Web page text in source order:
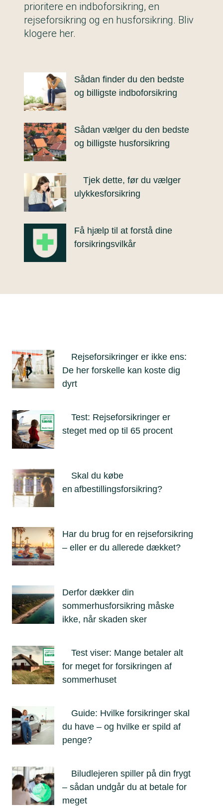
prioritere en indboforsikring, en
rejseforsikring og en husforsikring. Bliv
klogere her.
Sådan finder du den bedste
og billigste indboforsikring
Sådan vælger du den bedste
og billigste husforsikring
Tjek dette, før du vælger
ulykkesforsikring
Få hjælp til at forstå dine
forsikringsvilkår
Rejseforsikringer er ikke ens:
De her forskelle kan koste dig
dyrt
Test: Rejseforsikringer er
steget med op til 65 procent
Skal du købe
en afbestillingsforsikring?
Har du brug for en rejseforsikring
– eller er du allerede dækket?
Derfor dækker din
sommerhusforsikring måske
ikke, når skaden sker
Test viser: Mange betaler alt
for meget for forsikringen af
sommerhuset
Guide: Hvilke forsikringer skal
du have – og hvilke er spild af
penge?
Biludlejeren spiller på din frygt
– sådan undgår du at betale for
meget